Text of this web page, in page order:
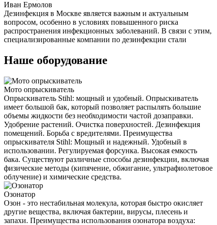
Иван Ермолов
Дезинфекция в Москве является важным и актуальным
вопросом, особенно в условиях повышенного риска
распространения инфекционных заболеваний. В связи с этим,
специализированные компании по дезинфекции стали
Наше оборудование
Мото опрыскиватель
Опрыскиватель Stihl: мощный и удобный. Опрыскиватель
имеет большой бак, который позволяет распылять большие
объемы жидкости без необходимости частой дозаправки.
Удобрение растений. Очистка поверхностей. Дезинфекция
помещений. Борьба с вредителями. Преимущества
опрыскивателя Stihl: Мощный и надежный. Удобный в
использовании. Регулируемая форсунка. Высокая емкость
бака. Существуют различные способы дезинфекции, включая
физические методы (кипячение, обжигание, ультрафиолетовое
облучение) и химические средства.
Озонатор
Озон - это нестабильная молекула, которая быстро окисляет
другие вещества, включая бактерии, вирусы, плесень и
запахи. Преимущества использования озонатора воздуха: